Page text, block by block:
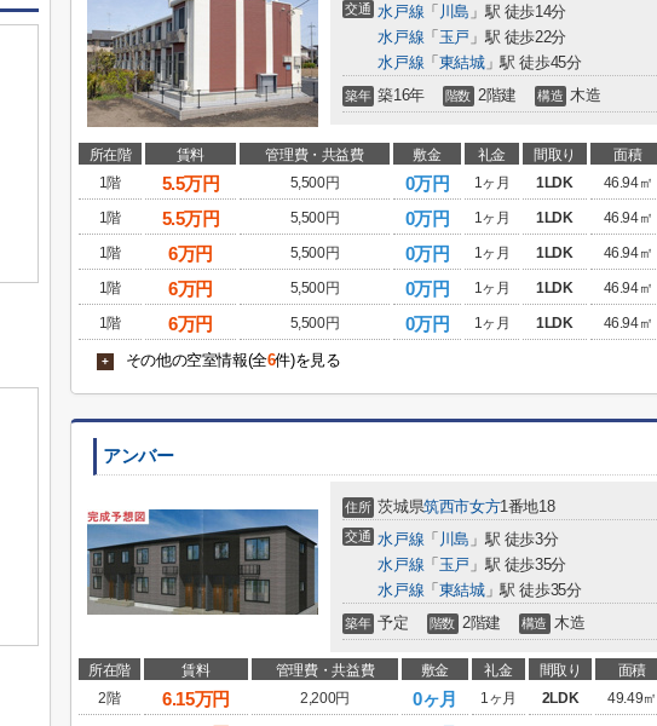
交通 水戸線 「 川島 」駅 徒歩14分
水戸線 「 玉戸 」駅 徒歩22分
水戸線 「 東結城」駅 徒歩45分
築年 築16年 階数 2階建 構造 木造
所在階 賃料 管理費・共益費 敷金 礼金 間取り 面積
1階
5.5万円 5,500円 0万円 1ヶ月 1LDK 46.94㎡
1階
5.5万円 5,500円 0万円 1ヶ月 1LDK 46.94㎡
1階
6万円 5,500円 0万円 1ヶ月 1LDK 46.94㎡
1階
6万円 5,500円 0万円 1ヶ月 1LDK 46.94㎡
1階
6万円 5,500円 0万円 1ヶ月 1LDK 46.94㎡
+ その他の空室情報(全6件)を見る
アンバー
住所 茨城県筑西市女方1番地18
交通 水戸線 「 川島 」駅 徒歩3分
水戸線 「 玉戸 」駅 徒歩35分
水戸線 「 東結城」駅 徒歩35分
築年 予定 階数 2階建 構造 木造
所在階 賃料 管理費・共益費 敷金 礼金 間取り 面積
2階
6.15万円 2,200円 0ヶ月 1ヶ月 2LDK 49.49㎡